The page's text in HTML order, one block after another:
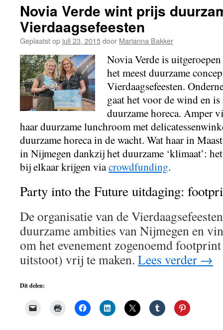
of
Novia Verde wint prijs
Vierdaagsefeesten
Geplaatst op juli 23, 2015door Marianna Bakker
Novia Verde is
het meest duurzame
Vierdaagsefeesten.
gaat het voor de wind en
duurzame horeca. Amper
haar duurzame lunchroom met
duurzame horeca in de wacht. Wat haar in
in Nijmegen dankzij het duurzame ‘klimaat’:
bij elkaar krijgen viacrowdfunding.
Party into the Future uitdaging:
De organisatie van de
duurzame ambities van Nijmegen en
om het evenement zogenoemd
uitstoot) vrij te maken. Lees verder →
Dit delen: